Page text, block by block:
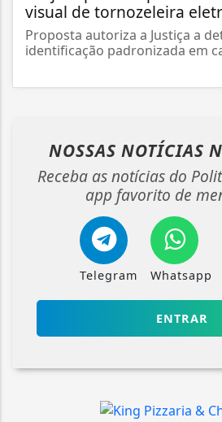
visual de tornozeleira
Proposta autoriza a Justiça a
identificação padronizada em
NOSSAS NOTÍCIAS
Receba as notícias do
app favorito de
Telegram Whatsapp
ENTRAR